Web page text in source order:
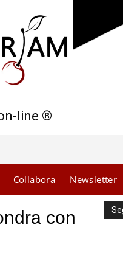
line ®
Collabora Newsletter
con